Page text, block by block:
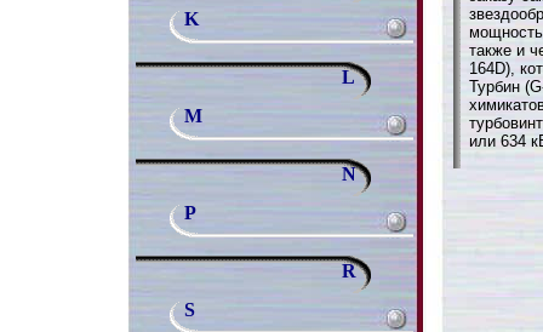
K
L
M
N
P
R
S
также и
164D),
Турбин
или 634